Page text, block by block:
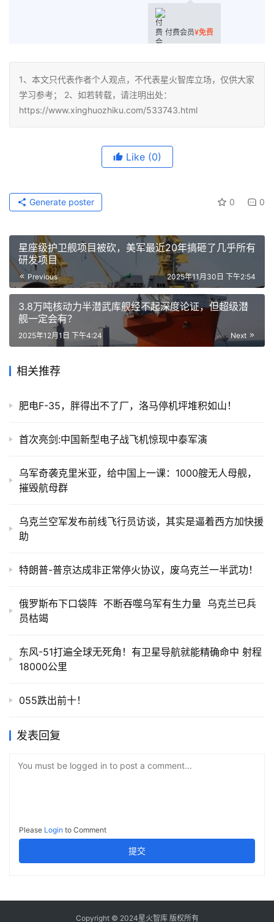
付费会员¥免费
1、本文只代表作者个人观点，不代表星火智库立场，仅供大家
学习参考； 2、如若转载，请注明出处：
https://www.xinghuozhiku.com/533743.html
Like (0)
0 0
Generate poster
星座级护卫舰项目被砍，美军最近20年搞砸了几乎所有
研发项目
Previous 2025年11月30日 下午2:54
3.8万吨核动力半潜武库舰经不起深度论证，但超级潜
舰一定会有？
Next
2025年12月1日 下午4:24
相关推荐
肥电F-35，胖得出不了厂，洛马停机坪堆积如山！
首次亮剑:中国新型电子战飞机惊现中泰军演
乌军奇袭克里米亚，给中国上一课：1000艘无人母舰，
摧毁航母群
乌克兰空军发布前线飞行员访谈，其实是逼着西方加快援
助
特朗普-普京达成非正常停火协议，废乌克兰一半武功！
俄罗斯布下口袋阵 不断吞噬乌军有生力量 乌克兰已兵
员枯竭
东风-51打遍全球无死角！有卫星导航就能精确命中 射程
18000公里
055跌出前十！
发表回复
You must be logged in to post a comment...
Please Login to Comment
提交
Copyright © 2024星火智库 版权所有